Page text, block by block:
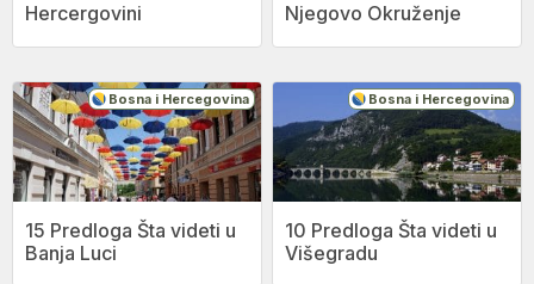
Hercergovini
Njegovo Okruženje
Bosna i Hercegovina
15 Predloga Šta videti u
Banja Luci
Bosna i Hercegovina
10 Predloga Šta videti u
Višegradu